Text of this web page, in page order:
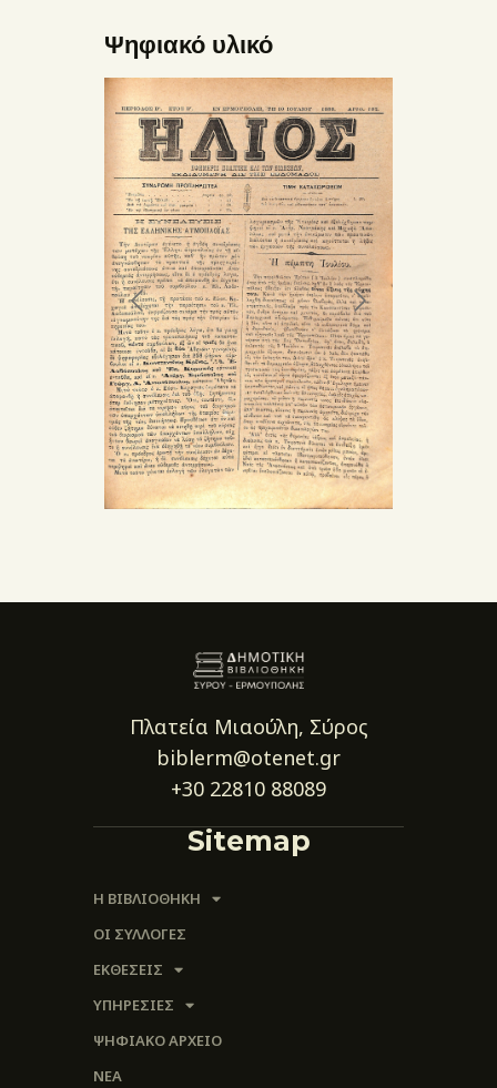
Ψηφιακό υλικό
Πλατεία Μιαούλη, Σύρος
biblerm@otenet.gr
+30 22810 88089
Sitemap
Η ΒΙΒΛΙΟΘΗΚΗ
ΟΙ ΣΥΛΛΟΓΈΣ
ΕΚΘΕΣΕΙΣ
ΥΠΗΡΕΣΙΕΣ
ΨΗΦΙΑΚΌ ΑΡΧΕΊΟ
ΝΕΑ